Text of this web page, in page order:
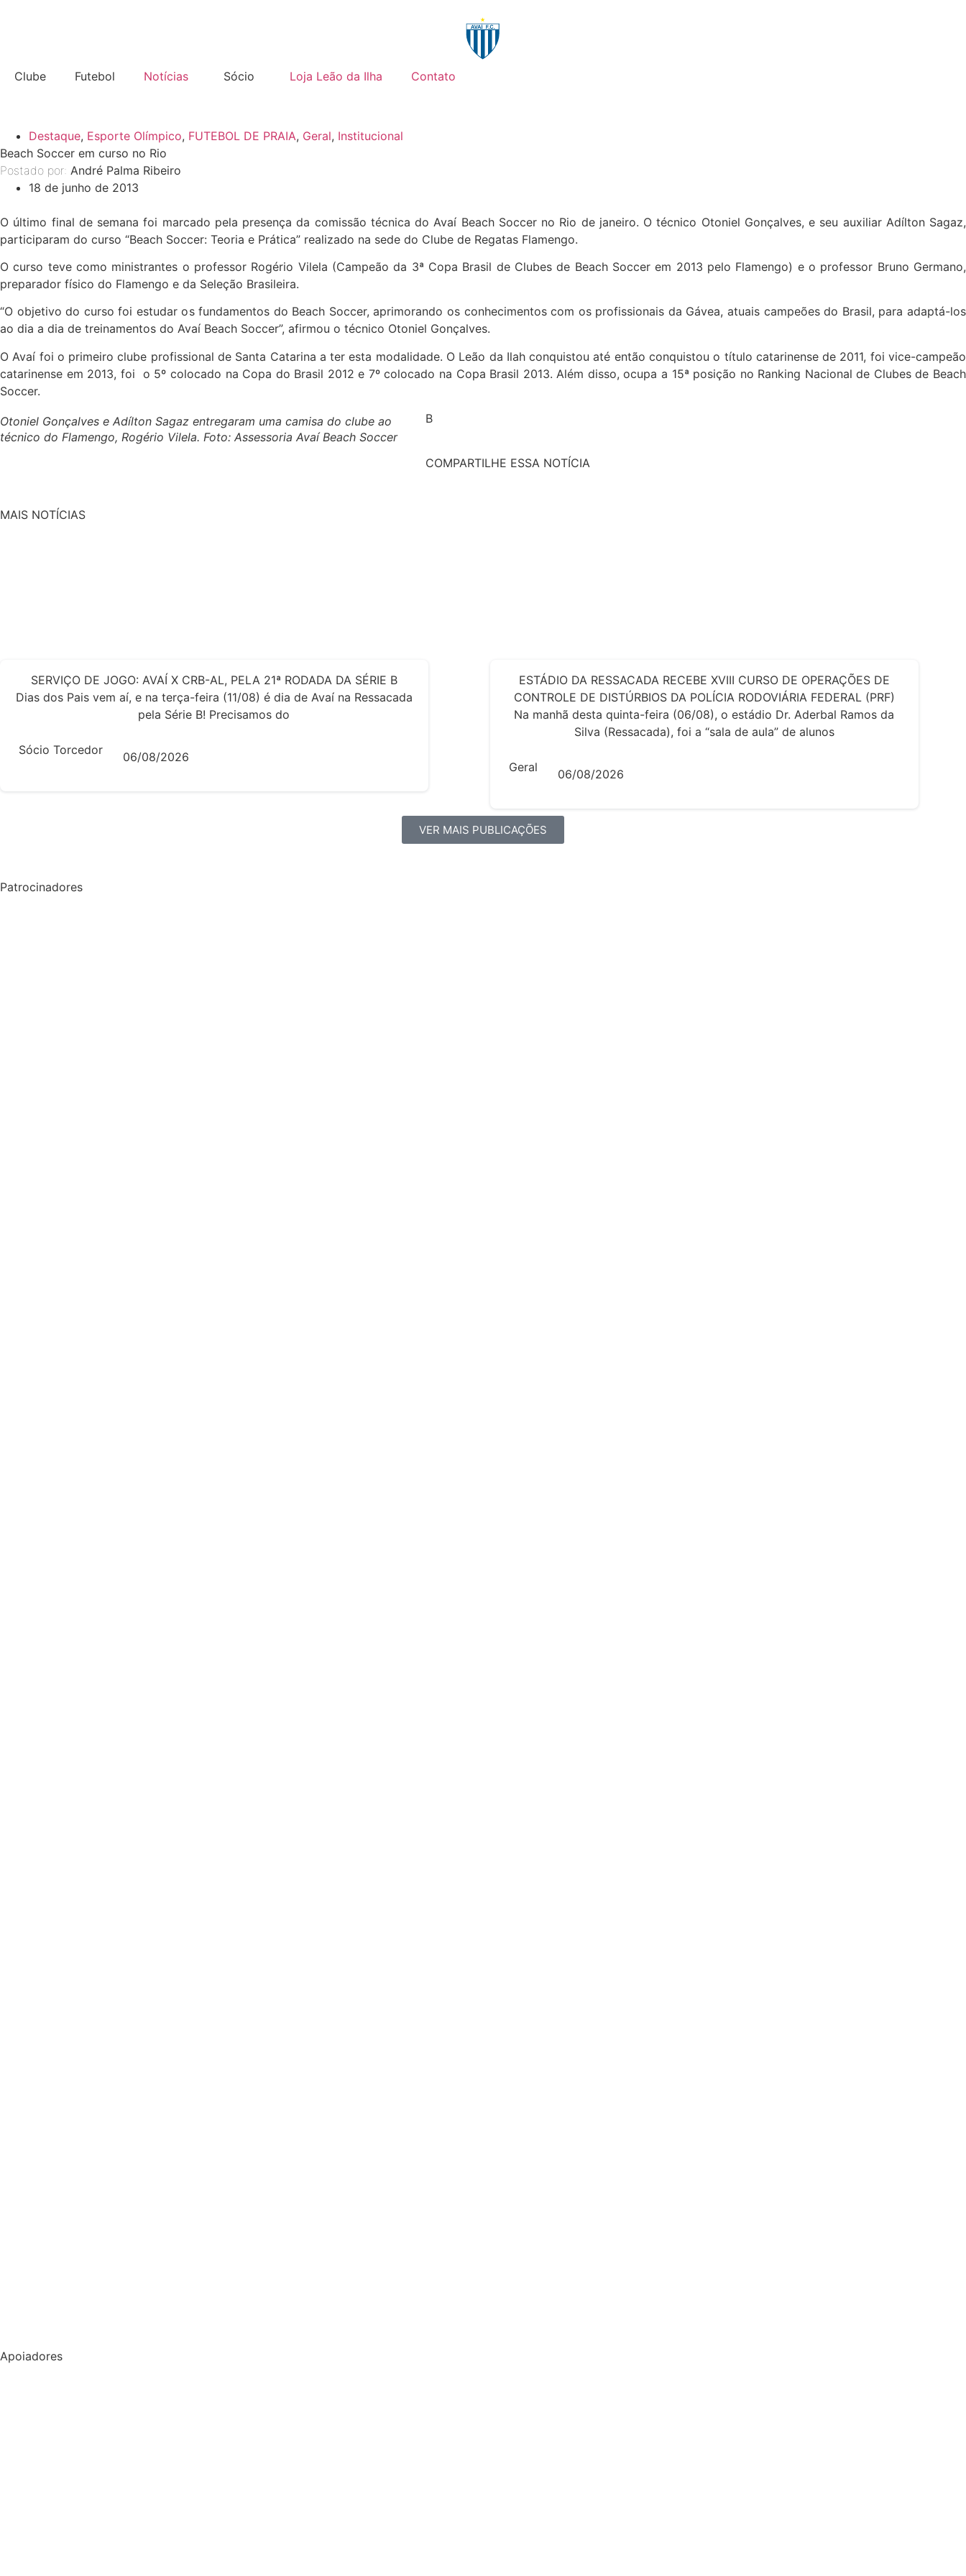
Clube Futebol Notícias Sócio Loja Leão da Ilha Contato
Destaque, Esporte Olímpico, FUTEBOL DE PRAIA, Geral, Institucional
Beach Soccer em curso no Rio
Postado por: André Palma Ribeiro
18 de junho de 2013
O último final de semana foi marcado pela presença da comissão técnica do Avaí Beach Soccer no Rio de janeiro. O técnico Otoniel Gonçalves, e seu auxiliar Adílton Sagaz,
participaram do curso “Beach Soccer: Teoria e Prática” realizado na sede do Clube de Regatas Flamengo.
O curso teve como ministrantes o professor Rogério Vilela (Campeão da 3ª Copa Brasil de Clubes de Beach Soccer em 2013 pelo Flamengo) e o professor Bruno Germano,
preparador físico do Flamengo e da Seleção Brasileira.
“O objetivo do curso foi estudar os fundamentos do Beach Soccer, aprimorando os conhecimentos com os profissionais da Gávea, atuais campeões do Brasil, para adaptá-los
ao dia a dia de treinamentos do Avaí Beach Soccer”, afirmou o técnico Otoniel Gonçalves.
O Avaí foi o primeiro clube profissional de Santa Catarina a ter esta modalidade. O Leão da Ilah conquistou até então conquistou o título catarinense de 2011, foi vice-campeão
catarinense em 2013, foi o 5º colocado na Copa do Brasil 2012 e 7º colocado na Copa Brasil 2013. Além disso, ocupa a 15ª posição no Ranking Nacional de Clubes de Beach
Soccer.
Otoniel Gonçalves e Adílton Sagaz entregaram uma camisa do clube ao
técnico do Flamengo, Rogério Vilela. Foto: Assessoria Avaí Beach Soccer
B
COMPARTILHE ESSA NOTÍCIA
MAIS NOTÍCIAS
SERVIÇO DE JOGO: AVAÍ X CRB-AL, PELA 21ª RODADA DA SÉRIE B
Dias dos Pais vem aí, e na terça-feira (11/08) é dia de Avaí na Ressacada
pela Série B! Precisamos do
Sócio Torcedor 06/08/2026
ESTÁDIO DA RESSACADA RECEBE XVIII CURSO DE OPERAÇÕES DE
CONTROLE DE DISTÚRBIOS DA POLÍCIA RODOVIÁRIA FEDERAL (PRF)
Na manhã desta quinta-feira (06/08), o estádio Dr. Aderbal Ramos da
Silva (Ressacada), foi a “sala de aula” de alunos
Geral 06/08/2026
VER MAIS PUBLICAÇÕES
Patrocinadores
Apoiadores